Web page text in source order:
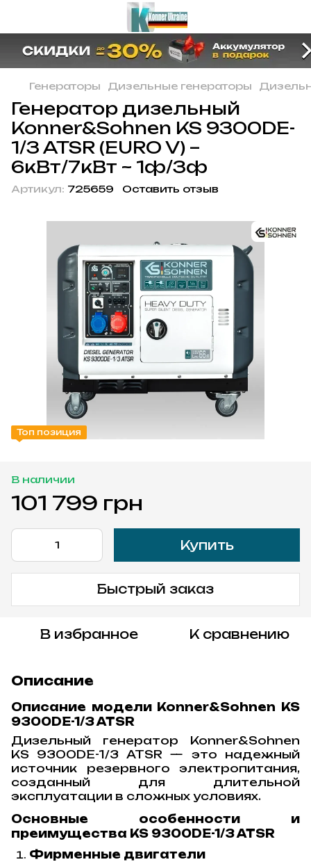
Генераторы Дизельные генераторы
Генератор дизельный
Konner&Sohnen KS 9300DE-
1/3 ATSR (EURO V) –
6кВт/7кВт ~ 1ф/3ф
Артикул: 725659 Оставить отзыв
Топ позиция
В наличии
101 799 грн
Купить
Быстрый заказ
В избранное К сравнению
Описание
Описание модели Konner&Sohnen KS
9300DE-1/3 ATSR
Дизельный генератор Konner&Sohnen
KS 9300DE-1/3 ATSR — это надежный
источник резервного электропитания,
созданный для длительной
эксплуатации в сложных условиях.
Основные особенности и
преимущества KS 9300DE-1/3 ATSR
Фирменные двигатели